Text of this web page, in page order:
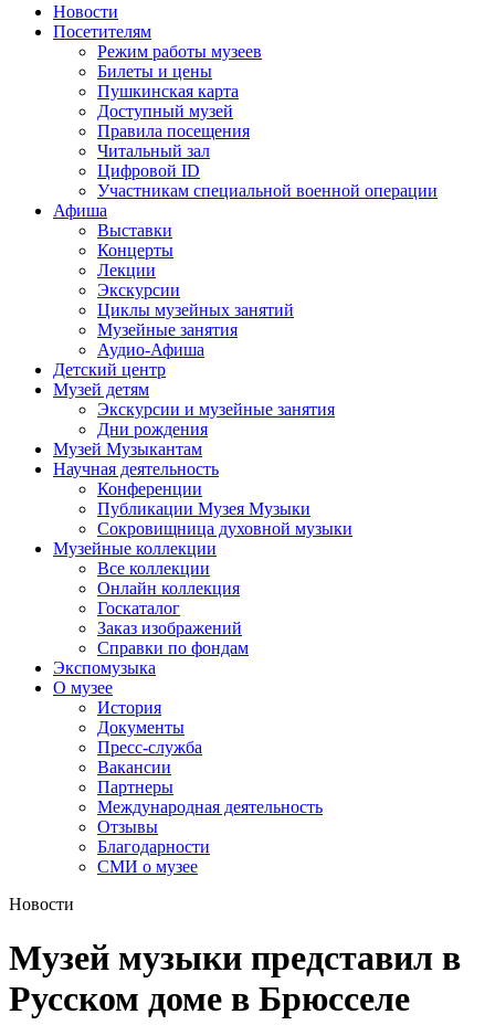
Новости
Посетителям
Режим работы музеев
Билеты и цены
Пушкинская карта
Доступный музей
Правила посещения
Читальный зал
Цифровой ID
Участникам специальной военной операции
Афиша
Выставки
Концерты
Лекции
Экскурсии
Циклы музейных занятий
Музейные занятия
Аудио-Афиша
Детский центр
Музей детям
Экскурсии и музейные занятия
Дни рождения
Музей Музыкантам
Научная деятельность
Конференции
Публикации Музея Музыки
Сокровищница духовной музыки
Музейные коллекции
Все коллекции
Онлайн коллекция
Госкаталог
Заказ изображений
Справки по фондам
Экспомузыка
О музее
История
Документы
Пресс-служба
Вакансии
Партнеры
Международная деятельность
Отзывы
Благодарности
СМИ о музее
Новости
Музей музыки представил в
Русском доме в Брюсселе